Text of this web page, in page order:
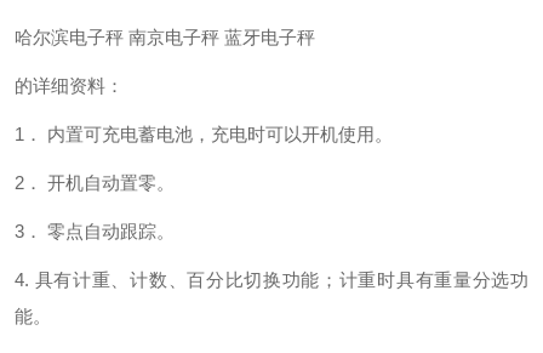
哈尔滨电子秤 南京电子秤 蓝牙电子秤
的详细资料：
1 ． 内置可充电蓄电池，充电时可以开机使用。
2 ． 开机自动置零。
3 ． 零点自动跟踪。
4. 具有计重、计数、百分比切换功能；计重时具有重量分选功
能。